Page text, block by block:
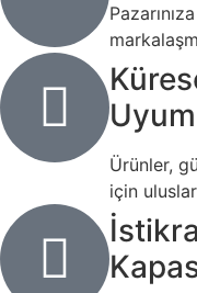
Ürünler,
için